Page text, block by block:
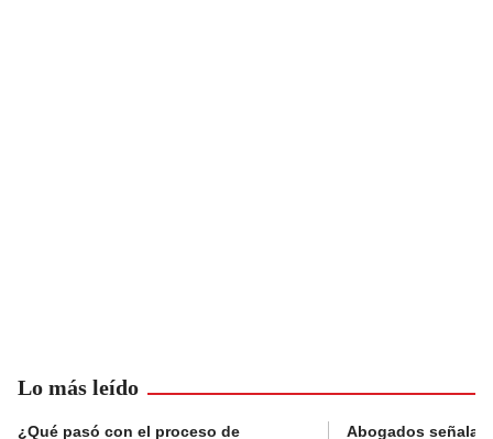
Lo más leído
¿Qué pasó con el proceso de
Abogados